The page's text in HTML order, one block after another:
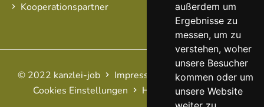
außerdem um
Ergebnisse zu
messen, um zu
verstehen, woher
unsere Besucher
kommen oder um
unsere Website
Kooperationspartner
© 2022 kanzlei-job Impressum AGB
Datenschutz
Cookies Einstellungen
Haftungsausschluss FAQ